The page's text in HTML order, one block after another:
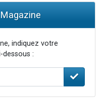
indiquez votre
dessous :